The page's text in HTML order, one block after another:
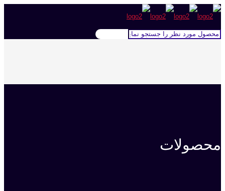
محصولات